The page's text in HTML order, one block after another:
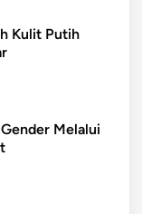
Kulit Putih
Melalui